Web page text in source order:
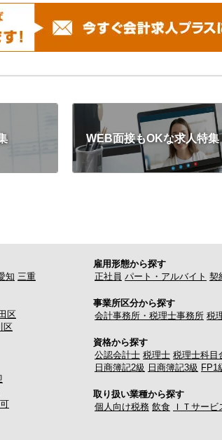
WEB面接もOKな求人特集
知 三重
区
区
雇用形態から探す
正社員 パート・アルバイト 契
事業所区分から探す
会計事務所・税理士事務所 税
資格から探す
公認会計士 税理士 税理士科目
日商簿記2級 日商簿記3級 FP1
取り扱い業種から探す
個人向け税務 飲食 ＩＴサービ